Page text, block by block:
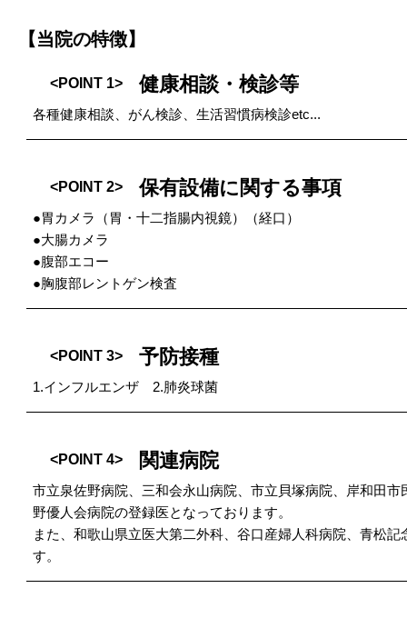
【当院の特徴】
<POINT 1> 健康相談・検診等
各種健康相談、がん検診、生活習慣病検診etc...
<POINT 2> 保有設備に関する事項
●胃カメラ（胃・十二指腸内視鏡）（経口）
●大腸カメラ
●腹部エコー
●胸腹部レントゲン検査
<POINT 3> 予防接種
1.インフルエンザ 2.肺炎球菌
<POINT 4> 関連病院
市立泉佐野病院、三和会永山病院、市立貝塚病院、岸和田
野優人会病院の登録医となっております。
また、和歌山県立医大第二外科、谷口産婦人科病院、青松
す。